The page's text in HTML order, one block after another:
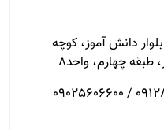
دانش آموز، کوچه
چهارم، واحد۸